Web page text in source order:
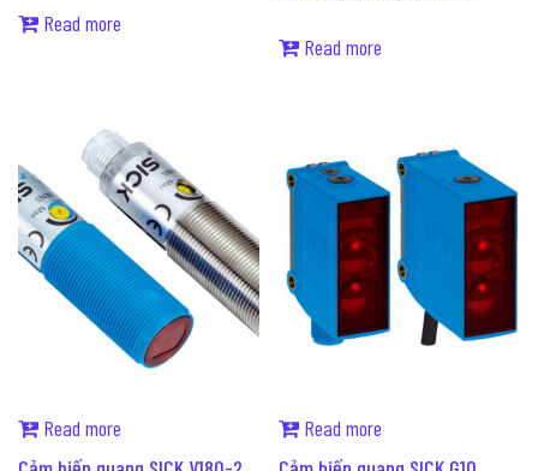
Read more
Read more
Read more
Read more